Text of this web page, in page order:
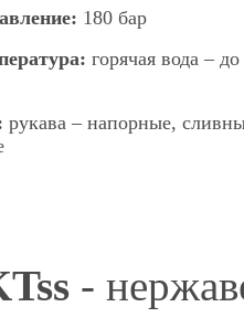
180 бар
горячая вода –
рукава – напорные,
-